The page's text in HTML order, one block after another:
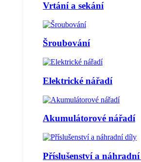
Vrtání a sekání
Šroubování
Elektrické nářadí
Akumulátorové nářadí
Příslušenství a